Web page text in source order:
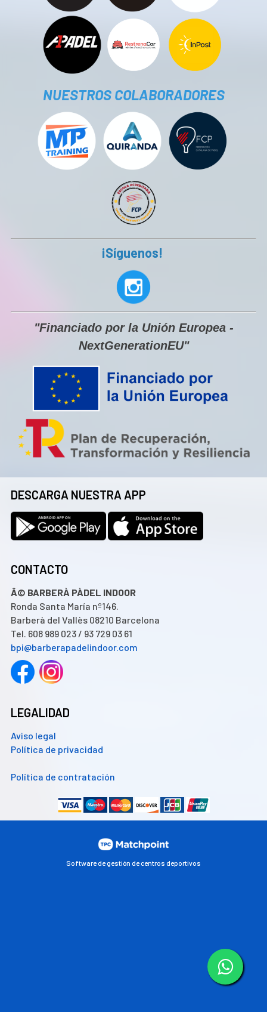
NUESTROS COLABORADORES
¡Síguenos!
"Financiado por la Unión Europea -
NextGenerationEU"
DESCARGA NUESTRA APP
CONTACTO
Â© BARBERÀ PÀDEL INDOOR
Ronda Santa María nº146.
Barberà del Vallès 08210 Barcelona
Tel. 608 989 023 / 93 729 03 61
bpi@barberapadelindoor.com
LEGALIDAD
Aviso legal
Política de privacidad
Política de contratación
Software de gestión de centros deportivos
combinarla con otra información que les haya proporcionado
o que hayan recopilado a partir del uso que haya hecho de sus